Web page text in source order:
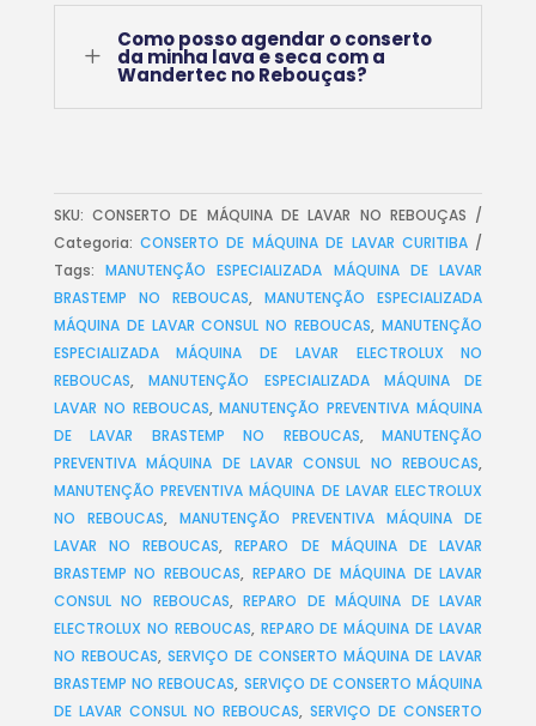
L
Como posso agendar o conserto
da minha lava e seca com a
Wandertec no Rebouças?
SKU:CONSERTO DE MÁQUINA DE LAVAR NO REBOUÇAS
Categoria:CONSERTO DE MÁQUINA DE LAVAR CURITIBA
Tags:MANUTENÇÃO ESPECIALIZADA MÁQUINA DE LAVAR
BRASTEMP NO REBOUCAS,MANUTENÇÃO ESPECIALIZADA
MÁQUINA DE LAVAR CONSUL NO REBOUCAS,MANUTENÇÃO
ESPECIALIZADA MÁQUINA DE LAVAR ELECTROLUX NO
REBOUCAS,MANUTENÇÃO ESPECIALIZADA MÁQUINA DE
LAVAR NO REBOUCAS,MANUTENÇÃO PREVENTIVA MÁQUINA
DE LAVAR BRASTEMP NO REBOUCAS,MANUTENÇÃO
PREVENTIVA MÁQUINA DE LAVAR CONSUL NO REBOUCAS,
MANUTENÇÃO PREVENTIVA MÁQUINA DE LAVAR ELECTROLUX
NO REBOUCAS, MANUTENÇÃO PREVENTIVA MÁQUINA DE
LAVAR NO REBOUCAS,REPARO DE MÁQUINA DE LAVAR
BRASTEMP NO REBOUCAS, REPARO DE MÁQUINA DE LAVAR
CONSUL NO REBOUCAS,REPARO DE MÁQUINA DE LAVAR
ELECTROLUX NO REBOUCAS, REPARO DE MÁQUINA DE LAVAR
NO REBOUCAS, SERVIÇO DE CONSERTO MÁQUINA DE LAVAR
BRASTEMP NO REBOUCAS, SERVIÇO DE CONSERTO MÁQUINA
DE LAVAR CONSUL NO REBOUCAS,SERVIÇO DE CONSERTO